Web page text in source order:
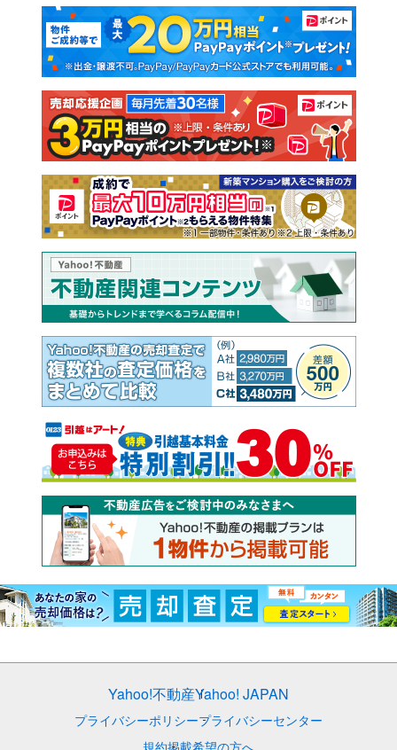
新築マンション 中古マンション
新築一戸建て 中古一戸建て
注文住宅 土地
売却査定
マンションカタログ 教えて！住まいの先生
Yahoo!不動産Yahoo! JAPAN
プライバシーポリシープライバシーセンター